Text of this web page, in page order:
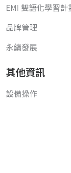
EMI 雙語化學習計
品牌管理
永續發展
其他資訊
設備操作